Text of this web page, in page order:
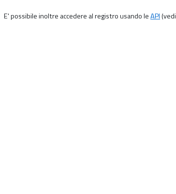
E' possibile inoltre accedere al registro usando leAPI(vedi